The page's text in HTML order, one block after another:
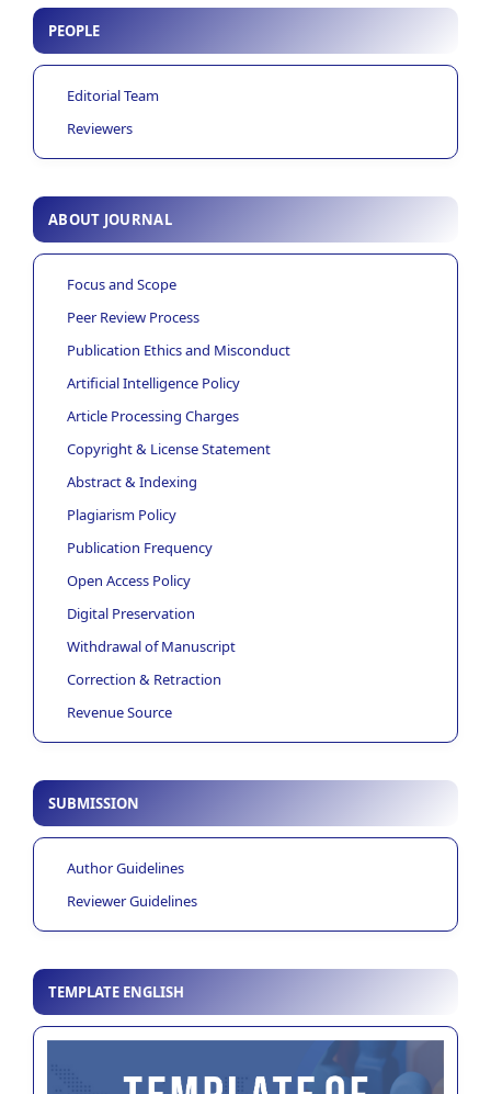
PEOPLE
Editorial Team
Reviewers
ABOUT JOURNAL
Focus and Scope
Peer Review Process
Publication Ethics and Misconduct
Artificial Intelligence Policy
Article Processing Charges
Copyright & License Statement
Abstract & Indexing
Plagiarism Policy
Publication Frequency
Open Access Policy
Digital Preservation
Withdrawal of Manuscript
Correction & Retraction
Revenue Source
SUBMISSION
Author Guidelines
Reviewer Guidelines
TEMPLATE ENGLISH